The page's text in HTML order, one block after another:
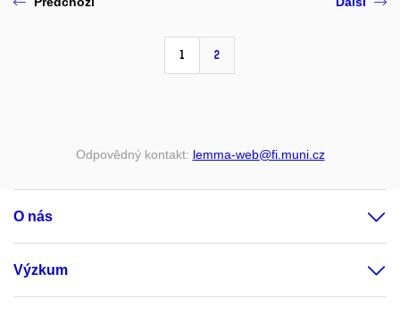
1 2
Odpovědný kontakt: lemma-web@fi.muni.cz
O nás
Výzkum